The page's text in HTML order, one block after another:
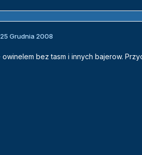
25 Grudnia 2008
bez tasm i innych bajerow.